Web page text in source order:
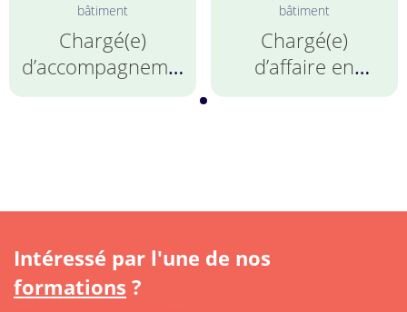
bâtiment
Chargé(e)
d’accompagnement
à la rénovation
bâtiment
Chargé(e)
d’affaire en
rénovation
Intéressé par l'une de nos
formations ?